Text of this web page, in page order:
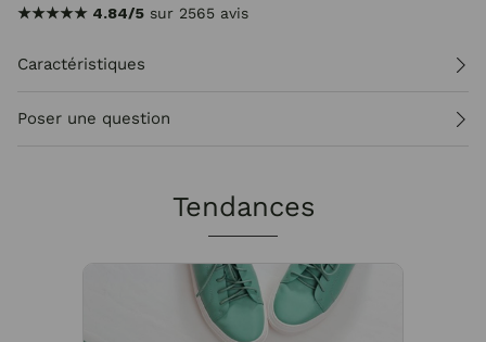
★★★★★ 4.84/5 sur 2565 avis
Caractéristiques
Poser une question
Tendances